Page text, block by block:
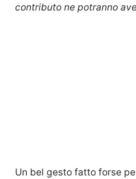
contributo ne potranno
Un bel gesto fatto forse